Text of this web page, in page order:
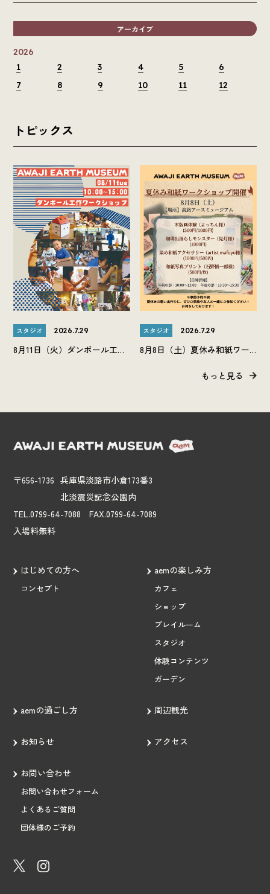
アーカイブ
2026
1
2 3 4 5
6
7
8 9 10 11 12
トピックス
スタジオ 2026.7.29
8月11日（火）ダンボール工作
スタジオ 2026.7.29
8月8日（土）夏休み和紙ワー
もっと見る
〒656-1736 兵庫県淡路市小倉173番3
北淡震災記念公園内
TEL.0799-64-7088 FAX.0799-64-7089
入場料無料
はじめての方へ
コンセプト
aemの楽しみ方
カフェ
ショップ
プレイルーム
スタジオ
体験コンテンツ
ガーデン
aemの過ごし方 周辺観光
お知らせ アクセス
お問い合わせ
お問い合わせフォーム
よくあるご質問
団体様のご予約